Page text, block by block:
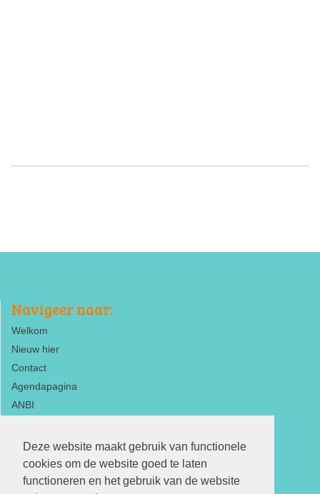
Deze website maakt gebruik van functionele
cookies om de website goed te laten
functioneren en het gebruik van de website
Navigeer naar:
Welkom
Nieuw hier
Contact
Agendapagina
ANBI